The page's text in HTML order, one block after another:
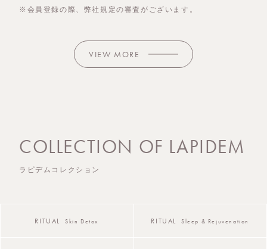
※会員登録の際、弊社規定の審査がございます。
VIEW MORE
COLLECTION OF LAPIDEM
ラピデムコレクション
RITUAL Skin Detox RITUAL Sleep & Rejuvenation